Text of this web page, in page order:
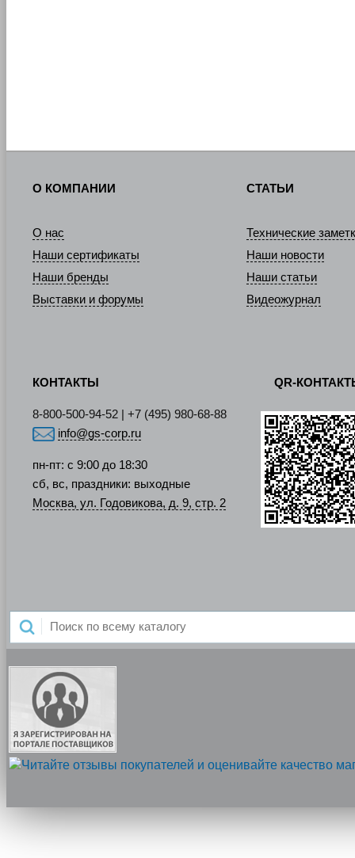
О КОМПАНИИ
О нас
Наши сертификаты
Наши бренды
Выставки и форумы
СТАТЬИ
Технические
Наши новости
Наши статьи
Видеожурнал
КОНТАКТЫ
8-800-500-94-52 | +7 (495) 980-68-88
info@gs-corp.ru
пн-пт: с 9:00 до 18:30
сб, вс, праздники: выходные
Москва, ул. Годовикова, д. 9, стр. 2
QR-